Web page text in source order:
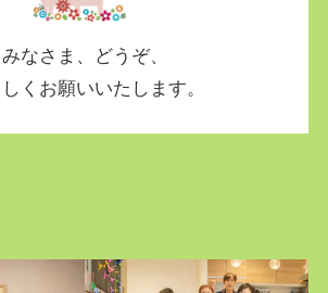
みなさま、どうぞ、
くお願いいたします。